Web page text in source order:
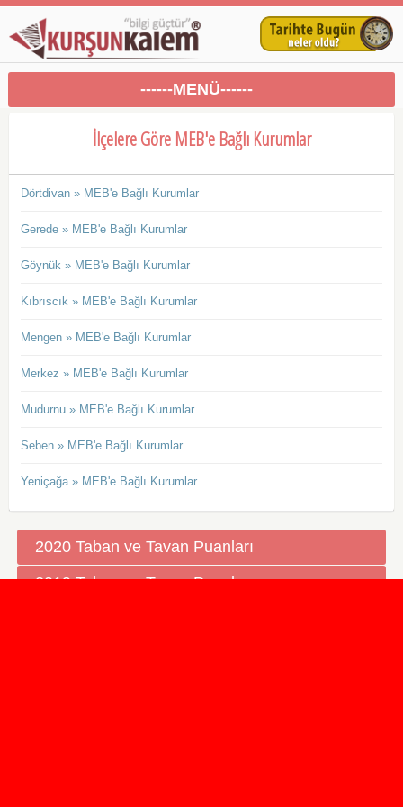
------MENÜ------
İlçelere Göre MEB'e Bağlı Kurumlar
Dörtdivan » MEB'e Bağlı Kurumlar
Gerede » MEB'e Bağlı Kurumlar
Göynük » MEB'e Bağlı Kurumlar
Kıbrıscık » MEB'e Bağlı Kurumlar
Mengen » MEB'e Bağlı Kurumlar
Merkez » MEB'e Bağlı Kurumlar
Mudurnu » MEB'e Bağlı Kurumlar
Seben » MEB'e Bağlı Kurumlar
Yeniçağa » MEB'e Bağlı Kurumlar
2020 Taban ve Tavan Puanları
2019 Taban ve Tavan Puanları